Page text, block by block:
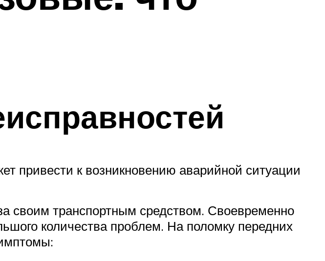
привести к возникновению аварийной ситуации
своим транспортным средством. Своевременно
количества проблем. На поломку передних